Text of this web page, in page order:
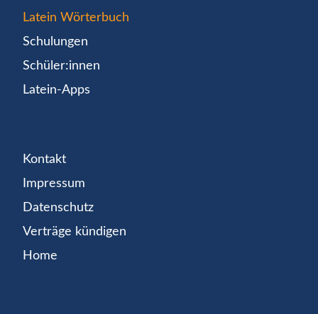
Latein Wörterbuch
Schulungen
Schüler:innen
Latein-Apps
Kontakt
Impressum
Datenschutz
Verträge kündigen
Home